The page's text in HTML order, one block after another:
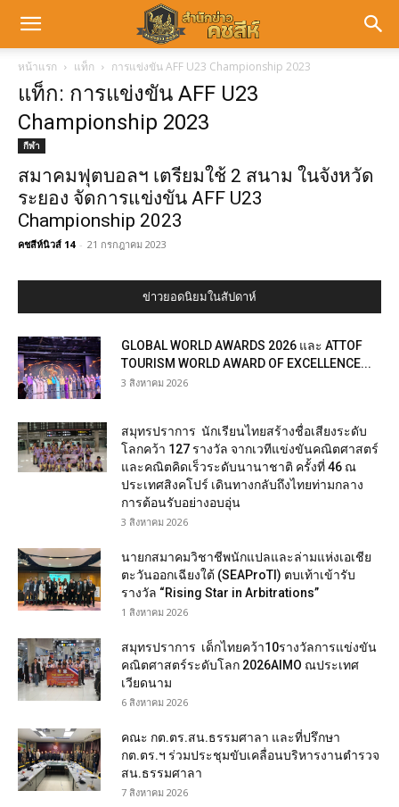
หน้าแรก แท็ก การแข่งขัน AFF U23 Championship 2023
แท็ก: การแข่งขัน AFF U23
Championship 2023
กีฬา
สมาคมฟุตบอลฯ เตรียมใช้ 2 สนาม ในจังหวัด
ระยอง จัดการแข่งขัน AFF U23
Championship 2023
คชสีห์นิวส์ 14 - 21 กรกฎาคม 2023
ข่าวยอดนิยมในสัปดาห์
GLOBAL WORLD AWARDS 2026 และ ATTOF
TOURISM WORLD AWARD OF EXCELLENCE...
3 สิงหาคม 2026
สมุทรปราการ นักเรียนไทยสร้างชื่อเสียงระดับ
โลกคว้า 127 รางวัล จากเวทีแข่งขันคณิตศาสตร์
และคณิตคิดเร็วระดับนานาชาติ ครั้งที่ 46 ณ
ประเทศสิงคโปร์ เดินทางกลับถึงไทยท่ามกลาง
การต้อนรับอย่างอบอุ่น
3 สิงหาคม 2026
นายกสมาคมวิชาชีพนักแปลและล่ามแห่งเอเชีย
ตะวันออกเฉียงใต้ (SEAProTI) ตบเท้าเข้ารับ
รางวัล “Rising Star in Arbitrations”
1 สิงหาคม 2026
สมุทรปราการ เด็กไทยคว้า10รางวัลการแข่งขัน
คณิตศาสตร์ระดับโลก 2026AIMO ณประเทศ
เวียดนาม
6 สิงหาคม 2026
คณะ กต.ตร.สน.ธรรมศาลา และที่ปรึกษา
กต.ตร.ฯ ร่วมประชุมขับเคลื่อนบริหารงานตำรวจ
สน.ธรรมศาลา
7 สิงหาคม 2026